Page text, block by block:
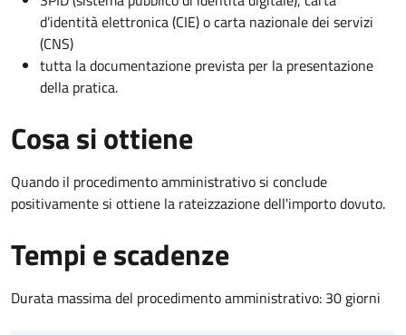
d’identità elettronica (CIE) o carta nazionale dei servizi
(CNS)
tutta la documentazione prevista per la presentazione
della pratica.
Cosa si ottiene
Quando il procedimento amministrativo si conclude
positivamente si ottiene la rateizzazione dell'importo dovuto.
Tempi e scadenze
Durata massima del procedimento amministrativo: 30 giorni